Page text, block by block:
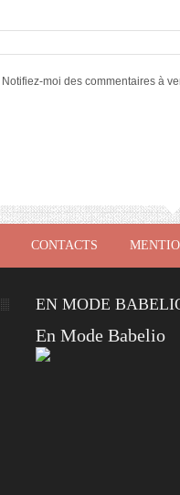
Notifiez-moi des commentaires à
CONTACTS
EN MODE
En Mode Babelio